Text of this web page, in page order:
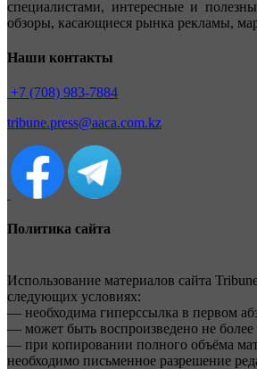
специалистами, интересные и
обзоры, касающиеся рынка рекламы,
Наши контакты
+7 (708) 983-7884
tribune.press@aaca.com.kz
Политика сайта
Использование материалов сайта
следующих условиях:
— необходима гиперссылка в первом
— может быть воспроизведено не более
— при копировании полного объёма
необходимо письменное разрешение